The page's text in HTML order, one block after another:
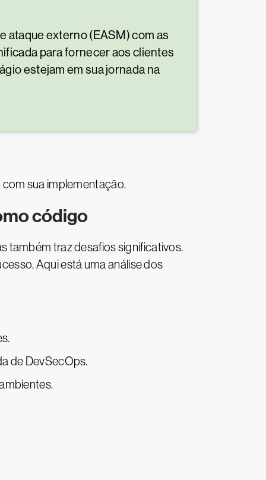
ataque externo (EASM) com as
para fornecer aos clientes
estejam em sua jornada na
com sua implementação.
código
também traz desafios significativos.
Aqui está uma análise dos
de DevSecOps.